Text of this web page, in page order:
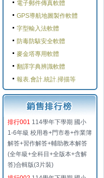
電子郵件傳真軟體
GPS導航地圖製作軟體
字型輸入法軟體
防毒防駭安全軟體
麥金塔專用軟體
翻譯字典辨識軟體
報表.會計.統計.掃描等
排行001 114學年下學期 國小
1-6年級 校用卷+門市卷+作業簿
解答+習作解答+輔助教本解答
(全年級+全科目+全版本+含解
答)合輯版(3片裝)